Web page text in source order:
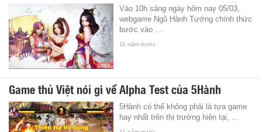
Vào 10h sáng ngày hôm nay 05/03,
webgame Ngũ Hành Tướng chính thức
bước vào ...
11 năm trước
Game thủ Việt nói gì về Alpha Test của 5Hành
5Hành có thể không phải là tựa game
hay nhất trên thị trường hiện tại, ...